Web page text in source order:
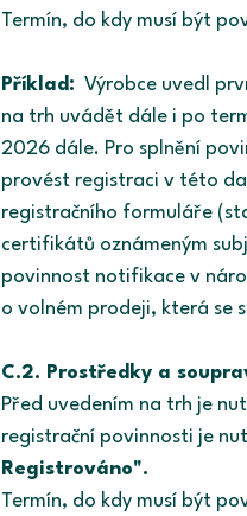
Termín, do kdy musí být
Příklad: Výrobce uvedl
na trh uvádět dále i po
2026 dále. Pro splnění
provést registraci v této
registračního formuláře
certifikátů oznámeným
povinnost notifikace v
o volném prodeji, která se
C.2. Prostředky a
Před uvedením na trh je
registrační povinnosti je
Registrováno".
Termín, do kdy musí být